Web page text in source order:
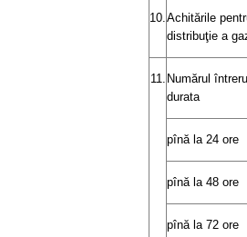
10.Achitările
distribuţie a
11. Numărul
durata
pînă la 24 ore
pînă la 48 ore
pînă la 72 ore